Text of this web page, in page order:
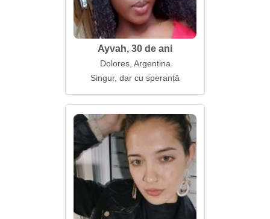
Ayvah, 30 de ani
Dolores, Argentina
Singur, dar cu speranță